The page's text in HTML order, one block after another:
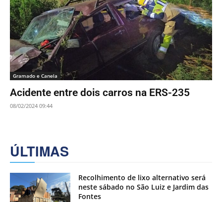
Gramado e Canela
Acidente entre dois carros na ERS-235
08/02/2024 09:44
ÚLTIMAS
Recolhimento de lixo alternativo será
neste sábado no São Luiz e Jardim das
Fontes